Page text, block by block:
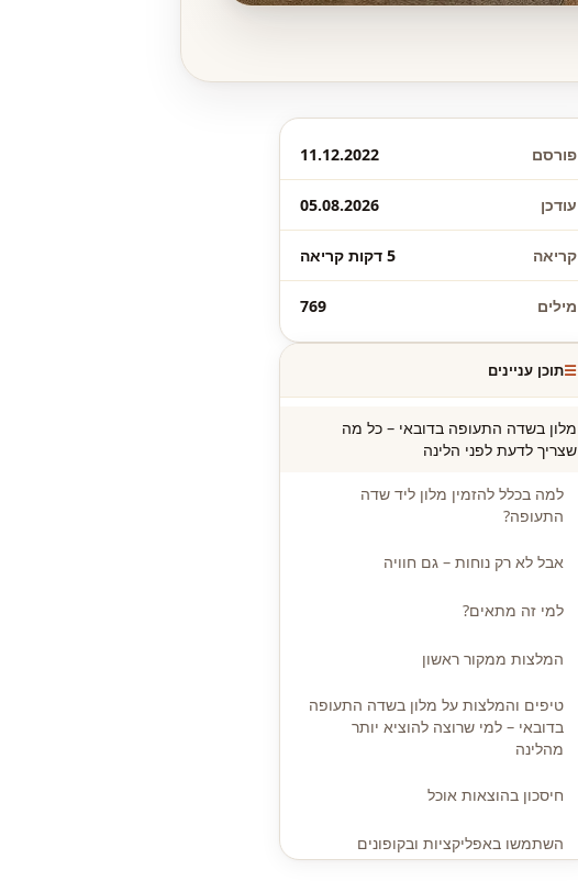
פורסם 11.12.2022
עודכן 05.08.2026
קריאה 5 דקות קריאה
מילים 769
תוכן עניינים
מלון בשדה התעופה בדובאי – כל מה
שצריך לדעת לפני הלינה
למה בכלל להזמין מלון ליד שדה
התעופה?
אבל לא רק נוחות – גם חוויה
למי זה מתאים?
המלצות ממקור ראשון
טיפים והמלצות על מלון בשדה התעופה
בדובאי – למי שרוצה להוציא יותר
מהלינה
חיסכון בהוצאות אוכל
השתמשו באפליקציות ובקופונים